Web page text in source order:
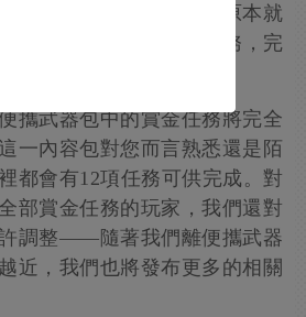
遊戲！除了該內容包中原本就
還將加入3個全新賞金任務，完
物品。
攜武器包中的賞金任務將完全
一內容包對您而言熟悉還是陌
都會有12項任務可供完成。對
部賞金任務的玩家，我們還對
調整——隨著我們離便攜武器
近，我們也將發布更多的相關